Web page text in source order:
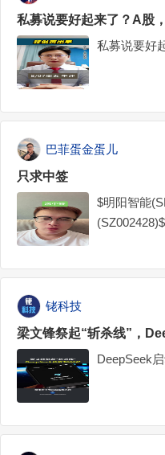
私募说要好起来了？A股
私募说要好
巴菲蛋金蛋儿
只求中签
$明阳智能
铑科技
梁文锋祭起“斩杀线”，
DeepSeek